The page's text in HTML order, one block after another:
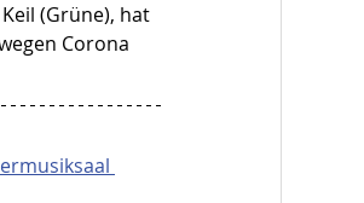
(Grüne), hat
Corona